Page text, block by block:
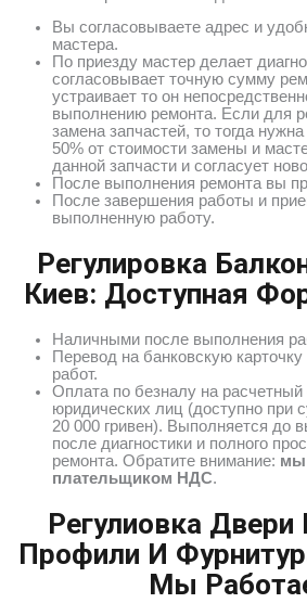
Вы согласовываете адрес и
мастера.
По приезду мастер делает
согласовывает точную сумму
устраивает то он
выполнению ремонта. Если для
замена запчастей, то тогда
50% от стоимости замены и
данной запчасти и согласует
После выполнения ремонта вы
После завершения работы и
выполненную работу.
Регулировка
Киев: Доступная
Наличными после выполнения
Перевод на банковскую
работ.
Оплата по безналу на
юридических лиц (доступно при
20 000 гривен). Выполняется до
после диагностики и полного
ремонта. Обратите внимание: мы
плательщиком НДС.
Регулиовка
Профили И
Мы